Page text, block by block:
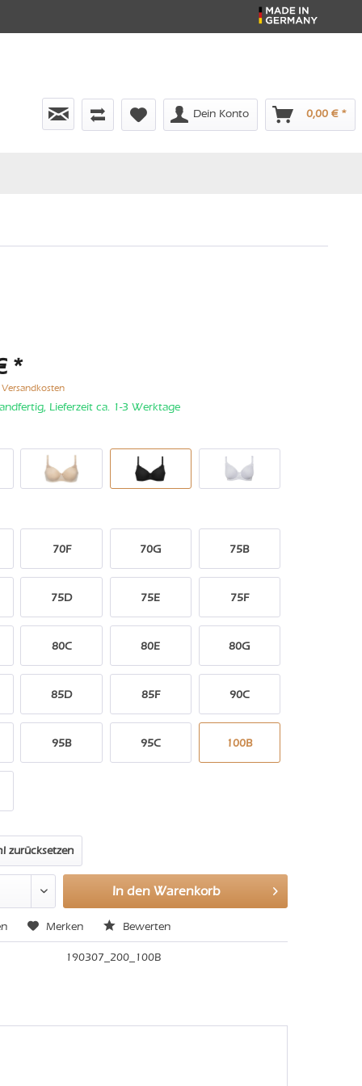
Dein Konto 0,00 € *
*
Versandkosten
Lieferzeit ca. 1-3 Werktage
70F 70G 75B
75D 75E 75F
80C 80E 80G
85D 85F 90C
95B 95C 100B
zurücksetzen
In den Warenkorb
Merken Bewerten
190307_200_100B